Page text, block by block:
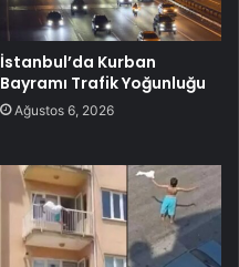
İstanbul’da Kurban
Bayramı Trafik Yoğunluğu
Ağustos 6, 2026